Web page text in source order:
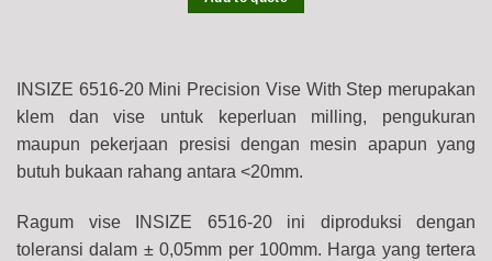
INSIZE 6516-20 Mini Precision Vise With Step merupakan
klem dan vise untuk keperluan milling, pengukuran
maupun pekerjaan presisi dengan mesin apapun yang
butuh bukaan rahang antara <20mm.
Ragum vise INSIZE 6516-20 ini diproduksi dengan
toleransi dalam ± 0,05mm per 100mm. Harga yang tertera